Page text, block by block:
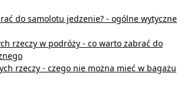
do samolotu jedzenie? - ogólne wytyczne
rzeczy w podróży - co warto zabrać do
rzeczy - czego nie można mieć w bagażu